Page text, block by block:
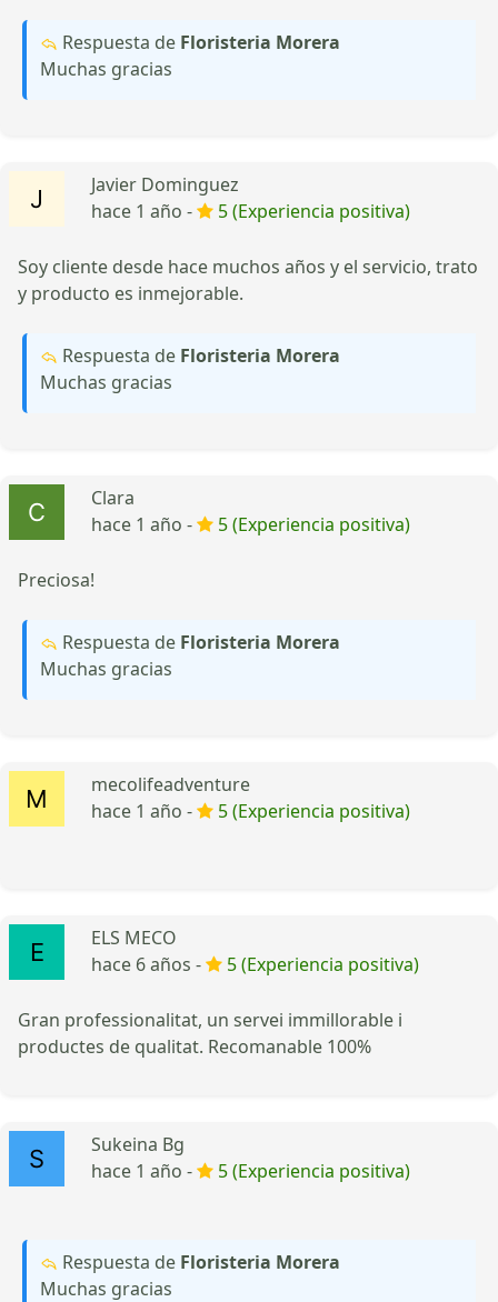
Respuesta de Floristeria Morera
Muchas gracias
Javier Dominguez
hace 1 año -
5 (Experiencia positiva)
Soy cliente desde hace muchos años y el servicio, trato
y producto es inmejorable.
Respuesta de Floristeria Morera
Muchas gracias
Clara
hace 1 año -
5 (Experiencia positiva)
Preciosa!
Respuesta de Floristeria Morera
Muchas gracias
mecolifeadventure
hace 1 año -
5 (Experiencia positiva)
ELS MECO
hace 6 años -
5 (Experiencia positiva)
Gran professionalitat, un servei immillorable i
productes de qualitat. Recomanable 100%
Sukeina Bg
hace 1 año -
5 (Experiencia positiva)
Respuesta de Floristeria Morera
Muchas gracias